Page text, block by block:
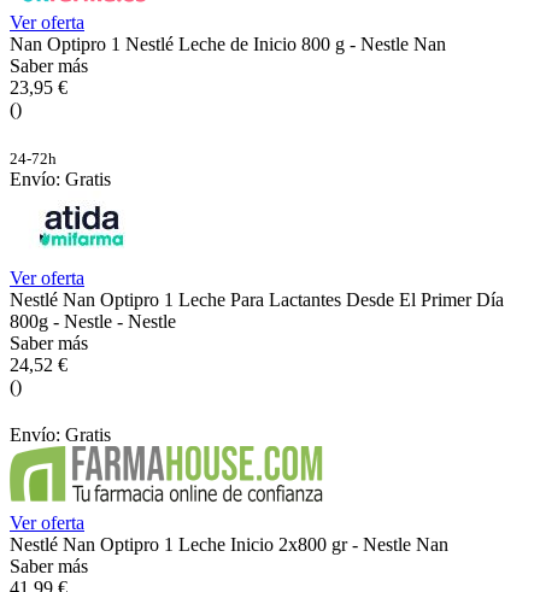
Ver oferta
Nan Optipro 1 Nestlé Leche de Inicio 800 g - Nestle Nan
Saber más
23,95 €
()
24-72h
Envío: Gratis
Ver oferta
Nestlé Nan Optipro 1 Leche Para Lactantes Desde El Primer Día
800g - Nestle - Nestle
Saber más
24,52 €
()
Envío: Gratis
Ver oferta
Nestlé Nan Optipro 1 Leche Inicio 2x800 gr - Nestle Nan
Saber más
41,99 €